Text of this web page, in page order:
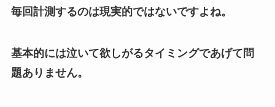
毎回計測するのは現実的ではないですよね。
基本的には泣いて欲しがるタイミングであげて問
題ありません。